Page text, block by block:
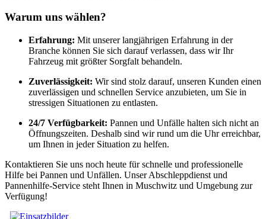
Warum uns wählen?
Erfahrung: Mit unserer langjährigen Erfahrung in der
Branche können Sie sich darauf verlassen, dass wir Ihr
Fahrzeug mit größter Sorgfalt behandeln.
Zuverlässigkeit: Wir sind stolz darauf, unseren Kunden einen
zuverlässigen und schnellen Service anzubieten, um Sie in
stressigen Situationen zu entlasten.
24/7 Verfügbarkeit: Pannen und Unfälle halten sich nicht an
Öffnungszeiten. Deshalb sind wir rund um die Uhr erreichbar,
um Ihnen in jeder Situation zu helfen.
Kontaktieren Sie uns noch heute für schnelle und professionelle
Hilfe bei Pannen und Unfällen. Unser Abschleppdienst und
Pannenhilfe-Service steht Ihnen in Muschwitz und Umgebung zur
Verfügung!